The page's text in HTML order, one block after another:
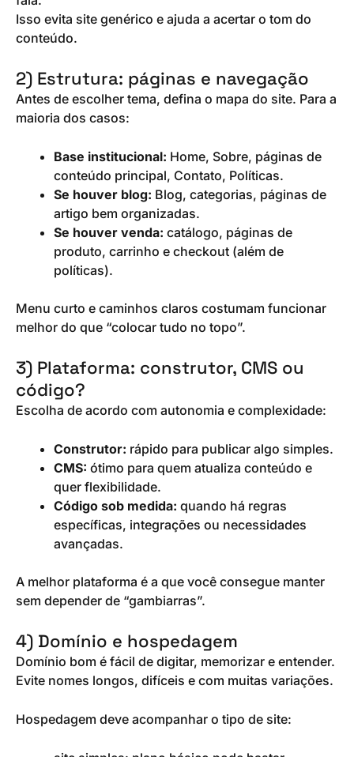
Isso evita site genérico e ajuda a acertar o tom do
conteúdo.
2) Estrutura: páginas e navegação
Antes de escolher tema, defina o mapa do site. Para a
maioria dos casos:
Base institucional: Home, Sobre, páginas de
conteúdo principal, Contato, Políticas.
Se houver blog: Blog, categorias, páginas de
artigo bem organizadas.
Se houver venda: catálogo, páginas de
produto, carrinho e checkout (além de
políticas).
Menu curto e caminhos claros costumam funcionar
melhor do que “colocar tudo no topo”.
3) Plataforma: construtor, CMS ou
código?
Escolha de acordo com autonomia e complexidade:
Construtor: rápido para publicar algo simples.
CMS: ótimo para quem atualiza conteúdo e
quer flexibilidade.
Código sob medida: quando há regras
específicas, integrações ou necessidades
avançadas.
A melhor plataforma é a que você consegue manter
sem depender de “gambiarras”.
4) Domínio e hospedagem
Domínio bom é fácil de digitar, memorizar e entender.
Evite nomes longos, difíceis e com muitas variações.
Hospedagem deve acompanhar o tipo de site: